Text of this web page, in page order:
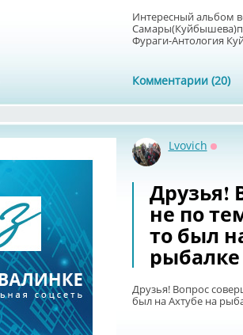
Интересный альбом
Фураги-Антология
Комментарии (20)
Lvovich
Друзья!
не по
то был
Друзья! Вопрос
был на Ахтубе на